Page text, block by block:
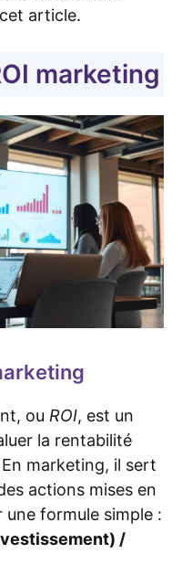
article.
marketing
ou ROI, est un
la rentabilité
marketing, il sert
actions mises en
une formule simple :
/